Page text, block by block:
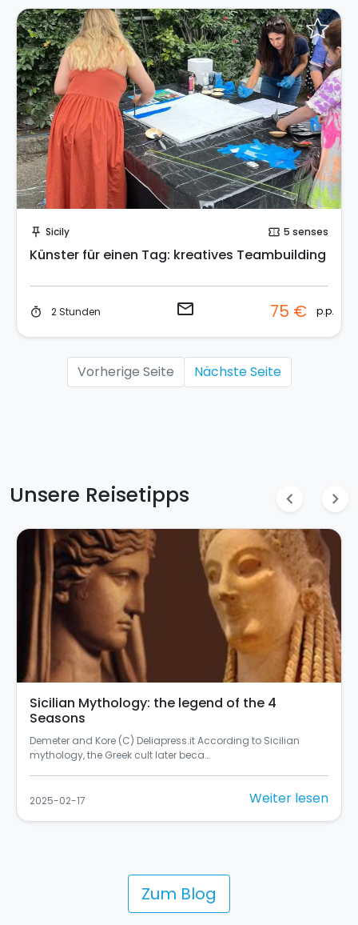
push_pin Sicily confirmation_number 5 senses
Künster für einen Tag: kreatives Teambuilding
timer 2 Stunden email 75 € p.p.
Vorherige Seite Nächste Seite
Unsere Reisetipps chevron_left chevron_right
In Palermo there's the most beautiful mural in
Italy
Si chiama "Rusulia" ed è al primo posto tra i murales dello
Street Art Cities del 2024 (C) Balarm…
2025-02-10 Weiter lesen
Zum Blog